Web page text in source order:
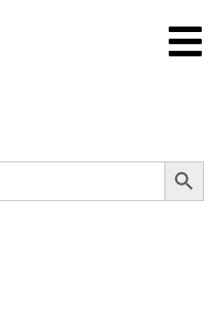
Search Button